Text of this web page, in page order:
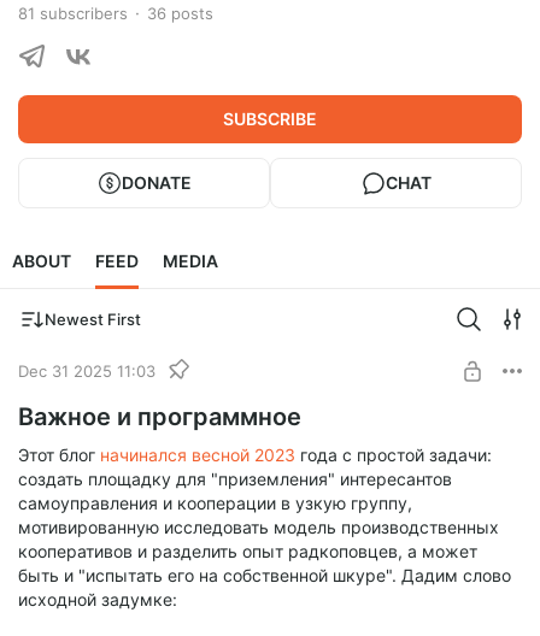
81 subscribers 36 posts
SUBSCRIBE
DONATE CHAT
ABOUT FEED MEDIA
Newest First
Dec 31 2025 11:03
Важное и программное
Этот блог начинался весной 2023 года с простой задачи:
создать площадку для "приземления" интересантов
самоуправления и кооперации в узкую группу,
мотивированную исследовать модель производственных
кооперативов и разделить опыт радкоповцев, а может
быть и "испытать его на собственной шкуре". Дадим слово
исходной задумке: